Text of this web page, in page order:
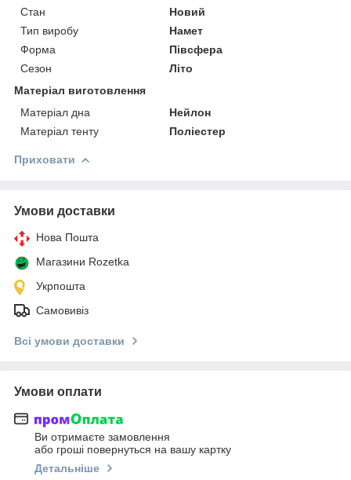
Стан
Новий
Тип виробу
Намет
Форма
Півсфера
Сезон
Літо
Матеріал виготовлення
Матеріал дна
Нейлон
Матеріал тенту
Поліестер
Приховати
Умови доставки
Нова Пошта
Магазини Rozetka
Укрпошта
Самовивіз
Всі умови доставки
Умови оплати
Ви отримаєте замовлення
або гроші повернуться на вашу картку
Детальніше